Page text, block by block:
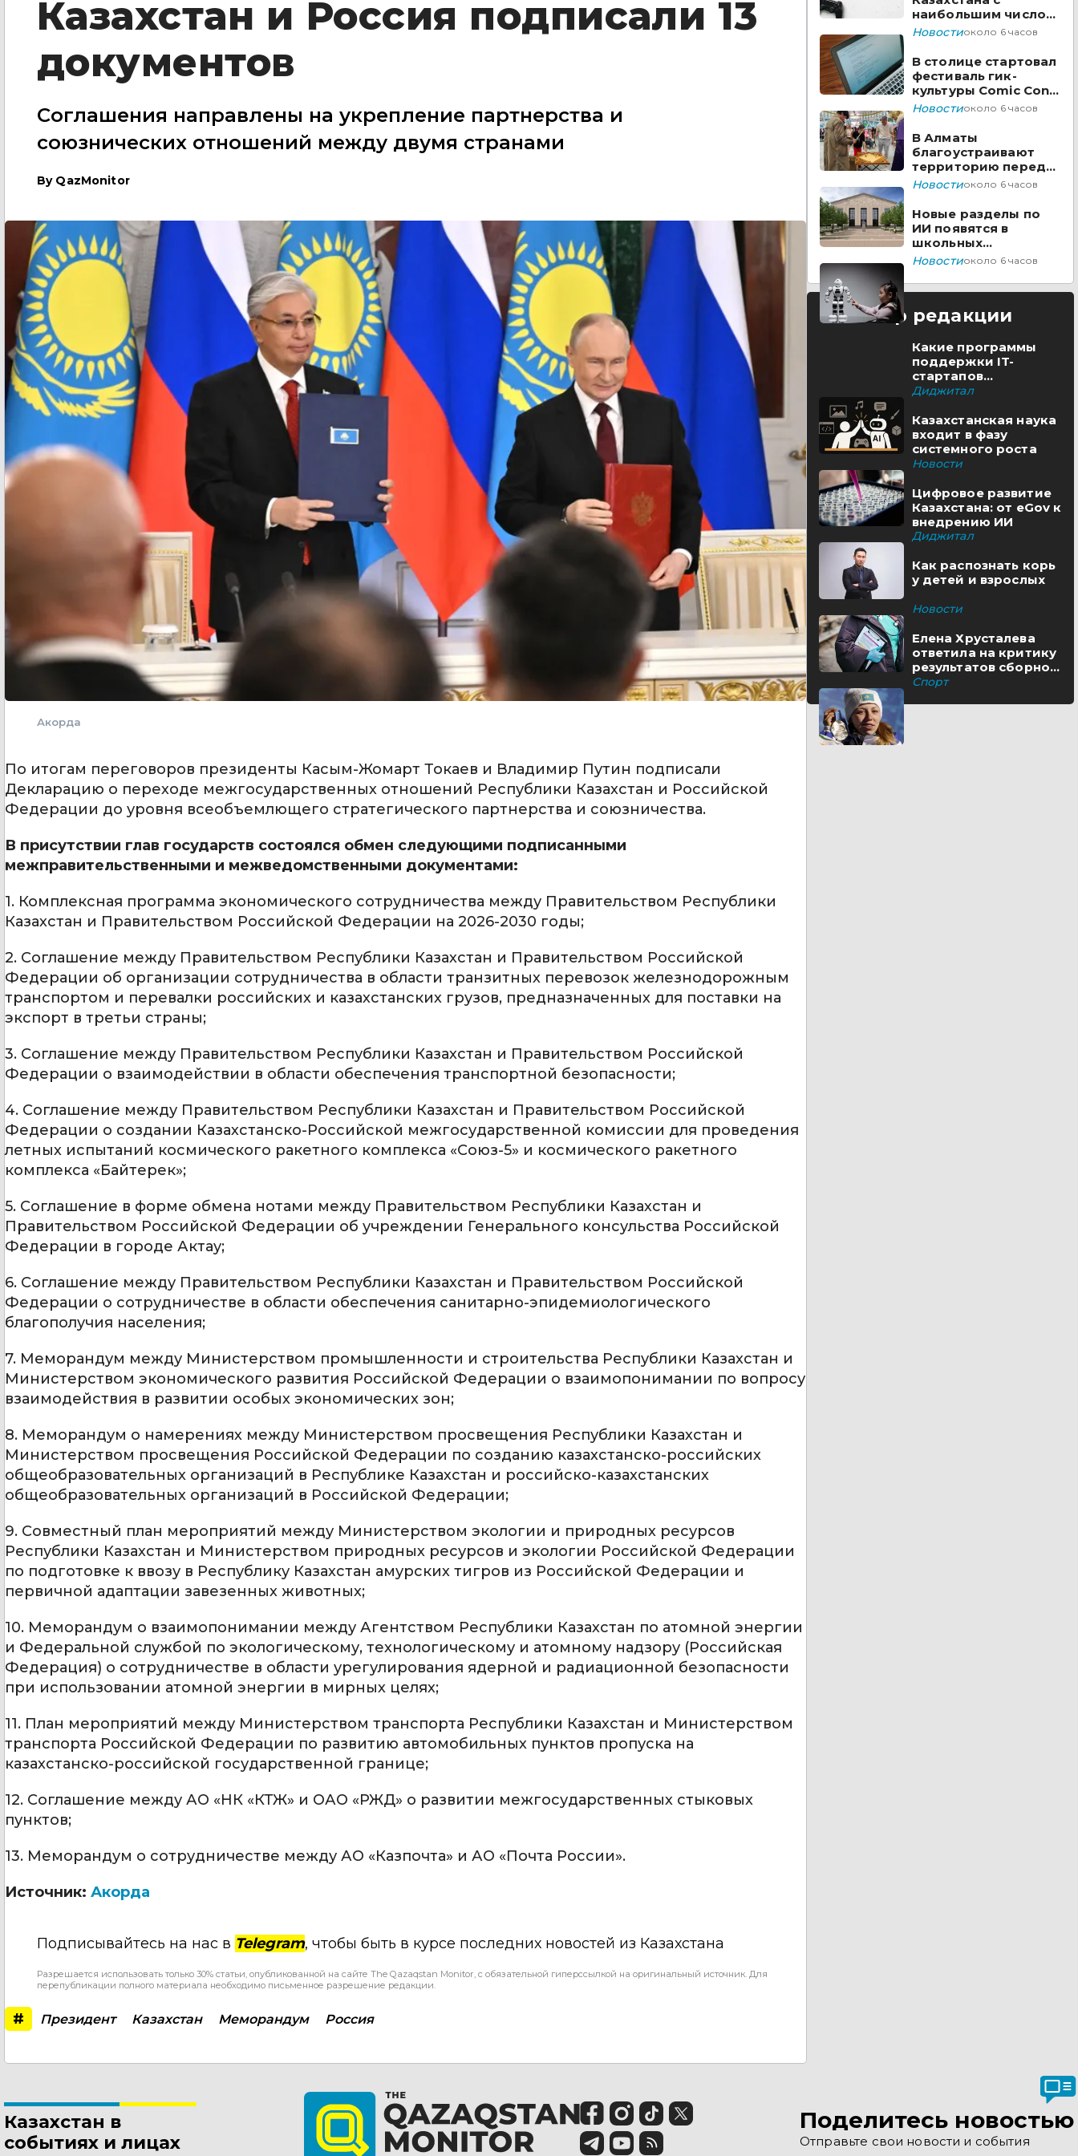
Казахстан и Россия подписали 13
документов
Соглашения направлены на укрепление партнерства и
союзнических отношений между двумя странами
By QazMonitor
Акорда
По итогам переговоров президенты Касым-Жомарт Токаев и Владимир Путин подписали
Декларацию о переходе межгосударственных отношений Республики Казахстан и Российской
Федерации до уровня всеобъемлющего стратегического партнерства и союзничества.
В присутствии глав государств состоялся обмен следующими подписанными
межправительственными и межведомственными документами:
1. Комплексная программа экономического сотрудничества между Правительством Республики
Казахстан и Правительством Российской Федерации на 2026-2030 годы;
2. Соглашение между Правительством Республики Казахстан и Правительством Российской
Федерации об организации сотрудничества в области транзитных перевозок железнодорожным
транспортом и перевалки российских и казахстанских грузов, предназначенных для поставки на
экспорт в третьи страны;
3. Соглашение между Правительством Республики Казахстан и Правительством Российской
Федерации о взаимодействии в области обеспечения транспортной безопасности;
4. Соглашение между Правительством Республики Казахстан и Правительством Российской
Федерации о создании Казахстанско-Российской межгосударственной комиссии для проведения
летных испытаний космического ракетного комплекса «Союз-5» и космического ракетного
комплекса «Байтерек»;
5. Соглашение в форме обмена нотами между Правительством Республики Казахстан и
Правительством Российской Федерации об учреждении Генерального консульства Российской
Федерации в городе Актау;
6. Соглашение между Правительством Республики Казахстан и Правительством Российской
Федерации о сотрудничестве в области обеспечения санитарно-эпидемиологического
благополучия населения;
7. Меморандум между Министерством промышленности и строительства Республики Казахстан и
Министерством экономического развития Российской Федерации о взаимопонимании по вопросу
взаимодействия в развитии особых экономических зон;
8. Меморандум о намерениях между Министерством просвещения Республики Казахстан и
Министерством просвещения Российской Федерации по созданию казахстанско-российских
общеобразовательных организаций в Республике Казахстан и российско-казахстанских
общеобразовательных организаций в Российской Федерации;
9. Совместный план мероприятий между Министерством экологии и природных ресурсов
Республики Казахстан и Министерством природных ресурсов и экологии Российской Федерации
по подготовке к ввозу в Республику Казахстан амурских тигров из Российской Федерации и
первичной адаптации завезенных животных;
10. Меморандум о взаимопонимании между Агентством Республики Казахстан по атомной энергии
и Федеральной службой по экологическому, технологическому и атомному надзору (Российская
Федерация) о сотрудничестве в области урегулирования ядерной и радиационной безопасности
при использовании атомной энергии в мирных целях;
11. План мероприятий между Министерством транспорта Республики Казахстан и Министерством
транспорта Российской Федерации по развитию автомобильных пунктов пропуска на
казахстанско-российской государственной границе;
12. Соглашение между АО «НК «КТЖ» и ОАО «РЖД» о развитии межгосударственных стыковых
пунктов;
13. Меморандум о сотрудничестве между АО «Казпочта» и АО «Почта России».
Источник: Акорда
Подписывайтесь на нас в Telegram, чтобы быть в курсе последних новостей из Казахстана
Разрешается использовать только 30% статьи, опубликованной на сайте The Qazaqstan Monitor, с обязательной гиперссылкой на оригинальный источник. Для
перепубликации полного материала необходимо письменное разрешение редакции.
# Президент Казахстан Меморандум Россия
наибольшим числом
вакансий на Enbek.kz
Новостиоколо 6 часов
В столице стартовал
фестиваль гик-
культуры Comic Con
Astana 2026
Новостиоколо 6 часов
В Алматы
благоустраивают
территорию перед
ТЮЗом
Новостиоколо 6 часов
Новые разделы по
ИИ появятся в
школьных
предметах
Новостиоколо 6 часов
Выбор редакции
Какие программы
поддержки IT-
стартапов
реализуются в
Диджитал
Казахстанская наука
входит в фазу
системного роста
Новости
Цифровое развитие
Казахстана: от eGov к
внедрению ИИ
Диджитал
Как распознать корь
у детей и взрослых
Новости
Елена Хрусталева
ответила на критику
результатов сборной
Казахстана
Спорт
Казахстан в
событиях и лицах
Поделитесь новостью
Отправьте свои новости и события